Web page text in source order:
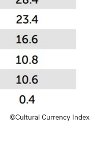
©Cultural Currency Index